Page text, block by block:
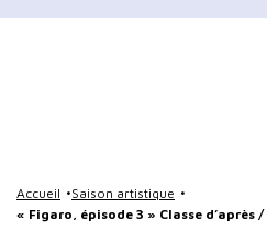
Accueil
Saison artistique
« Figaro, épisode 3 » Classe d’après